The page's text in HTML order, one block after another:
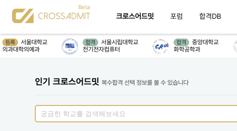
크로스어드밋 포럼 합격DB
등록
서울대학교
과대학의예과
합격
서울시립대학교
전기전자컴퓨터
합격
중앙대학교
화학공학과
인기 크로스어드밋 복수합격 선택 정보를 볼 수 있습니다